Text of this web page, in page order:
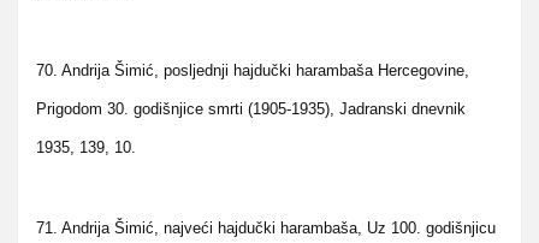
70. Andrija Šimić, posljednji hajdučki harambaša Hercegovine,
Prigodom 30. godišnjice smrti (1905-1935), Jadranski dnevnik
1935, 139, 10.
71. Andrija Šimić, najveći hajdučki harambaša, Uz 100. godišnjicu